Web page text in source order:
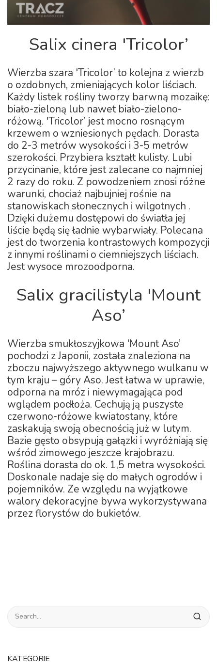
Salix cinera 'Tricolor’
Wierzba szara 'Tricolor’ to kolejna z wierzb
o ozdobnych, zmieniających kolor liściach.
Każdy listek rośliny tworzy barwną mozaikę:
biało-zieloną lub nawet biało-zielono-
różową. 'Tricolor’ jest mocno rosnącym
krzewem o wzniesionych pędach. Dorasta
do 2-3 metrów wysokości i 3-5 metrów
szerokości. Przybiera kształt kulisty. Lubi
przycinanie, które jest zalecane co najmniej
2 razy do roku. Z powodzeniem znosi różne
warunki, chociaż najbujniej rośnie na
stanowiskach słonecznych i wilgotnych .
Dzięki dużemu dostępowi do światła jej
liście będą się ładnie wybarwiały. Polecana
jest do tworzenia kontrastowych kompozycji
z innymi roślinami o ciemniejszych liściach.
Jest wysoce mrozoodporna.
Salix gracilistyla 'Mount
Aso’
Wierzba smukłoszyjkowa 'Mount Aso’
pochodzi z Japonii, została znaleziona na
zboczu najwyższego aktywnego wulkanu w
tym kraju – góry Aso. Jest łatwa w uprawie,
odporna na mróz i niewymagająca pod
wglądem podłoża. Cechują ją puszyste
czerwono-różowe kwiatostany, które
zaskakują swoją obecnością już w lutym.
Bazie gęsto obsypują gałązki i wyróżniają się
wśród zimowego jeszcze krajobrazu.
Roślina dorasta do ok. 1,5 metra wysokości.
Doskonale nadaje się do małych ogrodów i
pojemników. Ze względu na wyjątkowe
walory dekoracyjne bywa wykorzystywana
przez florystów do bukietów.
KATEGORIE